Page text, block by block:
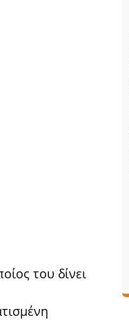
του δίνει